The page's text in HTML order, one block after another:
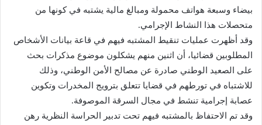
بيضاء وسبعة هواتف محمولة ومبالغ مالية يشتبه في كونها من
متحصلات هذا النشاط الإجرامي.
وقد أظهرت عمليات تنقيط المشتبه فيهم في قاعة بيانات الأشخاص
المطلوبين قضائيا، أن اثنين منهم يشكلون موضوع مذكرات بحث
على الصعيد الوطني صادرة عن مصالح الأمن الوطني، وذلك
للاشتباه في تورطهم في قضايا تتعلق بترويج المخدرات وتكوين
عصابة إجرامية تنشط في مجال السرقة الموصوفة.
وقد تم الاحتفاظ بالمشتبه فيهم تحت تدبير الحراسة النظرية رهن